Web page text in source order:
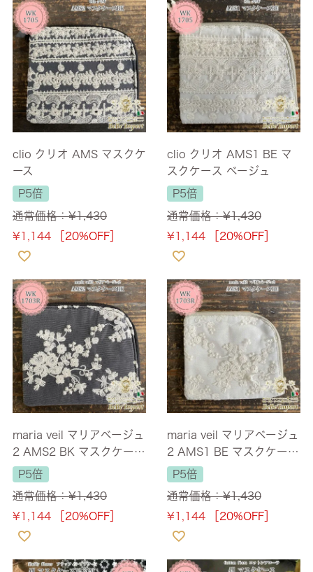
clio クリオ AMS マスクケ
ース
P5倍
通常価格：¥1,430
¥1,144 ［20%OFF］
clio クリオ AMS1 BE マ
スクケース ベージュ
P5倍
通常価格：¥1,430
¥1,144 ［20%OFF］
maria veil マリアベージュ
2 AMS2 BK マスクケース
ブラック
P5倍
通常価格：¥1,430
¥1,144 ［20%OFF］
maria veil マリアベージュ
2 AMS1 BE マスクケース
ベージュ
P5倍
通常価格：¥1,430
¥1,144 ［20%OFF］